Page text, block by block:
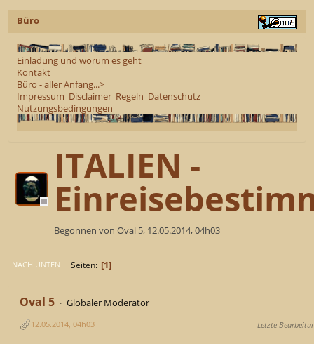
Büro
Einladung und worum es geht
Kontakt
Büro - aller Anfang...>
Impressum Disclaimer Regeln Datenschutz
Nutzungsbedingungen
ITALIEN -
Begonnen von Oval 5, 12.05.2014, 04h03
NACH UNTEN Seiten 1
Oval 5 Globaler Moderator
12.05.2014, 04h03 Letzte